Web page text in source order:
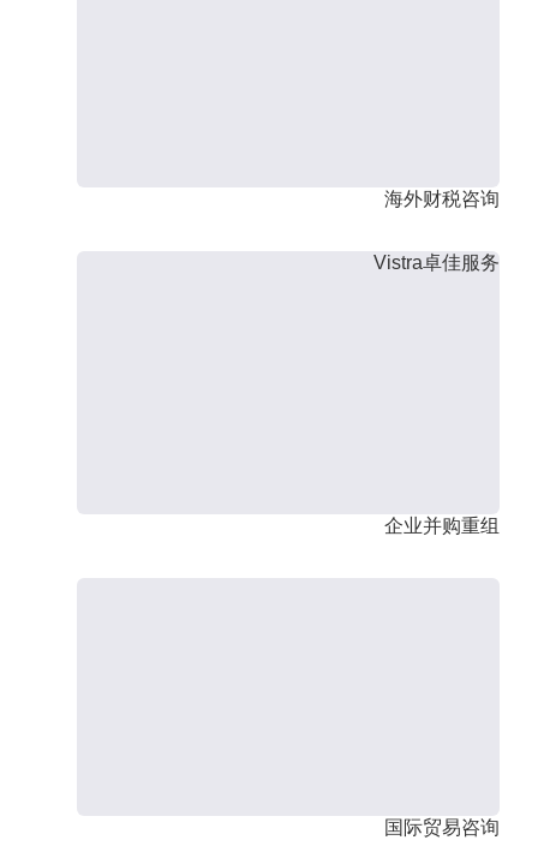
海外财税咨询
Vistra卓佳服务
企业并购重组
国际贸易咨询